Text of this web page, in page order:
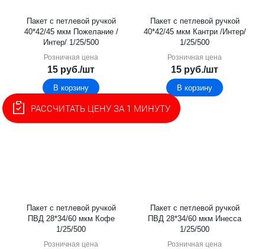
Пакет с петлевой ручкой
40*42/45 мкм Пожелание /
Интер/ 1/25/500
Розничная цена
15 руб./шт
В корзину
Пакет с петлевой ручкой
40*42/45 мкм Кантри /Интер/
1/25/500
Розничная цена
15 руб./шт
В корзину
Пакет с петлевой ручкой
ПВД 28*34/60 мкм Кофе
1/25/500
Розничная цена
Пакет с петлевой ручкой
ПВД 28*34/60 мкм Инесса
1/25/500
Розничная цена
РАССЧИТАТЬ ЦЕНУ ЗА 1 МИНУТУ